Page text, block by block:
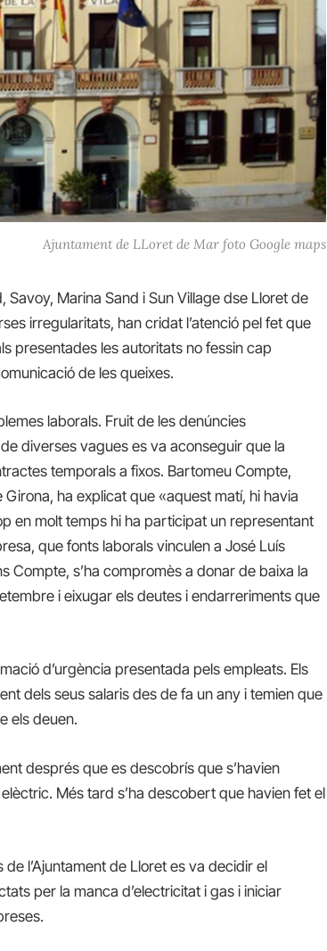
Ajuntament de LLoret de Mar foto Google maps
Marina Sand i Sun Village dse Lloret de
irregularitats, han cridat l’atenció pel fet que
presentades les autoritats no fessin cap
de les queixes.
laborals. Fruit de les denúncies
diverses vagues es va aconseguir que la
temporals a fixos. Bartomeu Compte,
ha explicat que «aquest matí, hi havia
en molt temps hi ha participat un representant
que fonts laborals vinculen a José Luís
Compte, s’ha compromès a donar de baixa la
i eixugar els deutes i endarreriments que
d’urgència presentada pels empleats. Els
dels seus salaris des de fa un any i temien que
els deuen.
després que es descobrís que s’havien
Més tard s’ha descobert que havien fet el
l’Ajuntament de Lloret es va decidir el
per la manca d’electricitat i gas i iniciar